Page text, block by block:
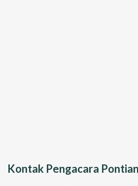
Kontak Pengacara